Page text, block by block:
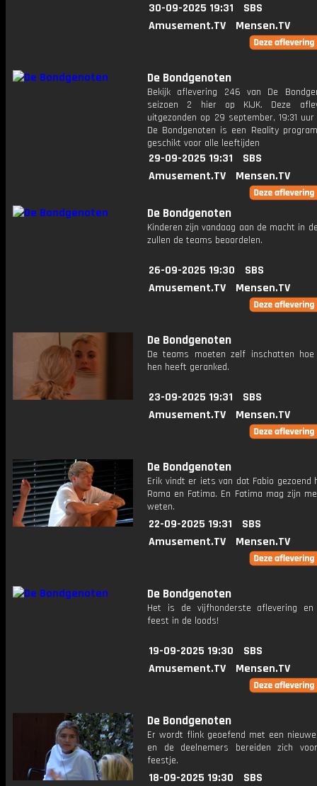
30-09-2025 19:31
SBS
Amusement.TV
Mensen.TV
De Bondgenoten
Bekijk aflevering 246 van De
seizoen 2 hier op KIJK. Deze
uitgezonden op 29 september, 19:31
De Bondgenoten is een Reality
geschikt voor alle leeftijden
29-09-2025 19:31
SBS
Amusement.TV
Mensen.TV
De Bondgenoten
Kinderen zijn vandaag aan de macht in
zullen de teams beoordelen.
26-09-2025 19:30
SBS
Amusement.TV
Mensen.TV
De Bondgenoten
De teams moeten zelf inschatten
hen heeft geranked.
23-09-2025 19:31
SBS
Amusement.TV
Mensen.TV
De Bondgenoten
Erik vindt er iets van dat Fabio gezoend
Roma en Fatima. En Fatima mag zijn
weten.
22-09-2025 19:31
SBS
Amusement.TV
Mensen.TV
De Bondgenoten
Het is de vijfhonderste aflevering en
feest in de loods!
19-09-2025 19:30
SBS
Amusement.TV
Mensen.TV
De Bondgenoten
Er wordt flink geoefend met een
en de deelnemers bereiden zich
feestje.
18-09-2025 19:30 SBS